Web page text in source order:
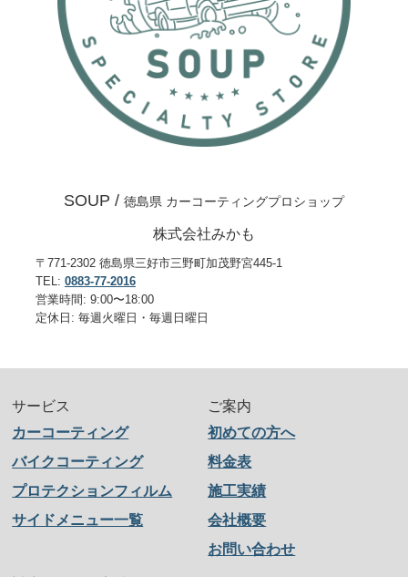
SOUP / 徳島県 カーコーティングプロショップ
株式会社みかも
〒771-2302 徳島県三好市三野町加茂野宮445-1
TEL: 0883-77-2016
営業時間: 9:00〜18:00
定休日: 毎週火曜日・毎週日曜日
サービス
カーコーティング
バイクコーティング
プロテクションフィルム
サイドメニュー一覧
ご案内
初めての方へ
料金表
施工実績
会社概要
お問い合わせ